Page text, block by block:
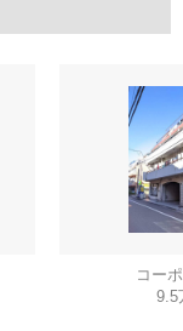
コー
9.5